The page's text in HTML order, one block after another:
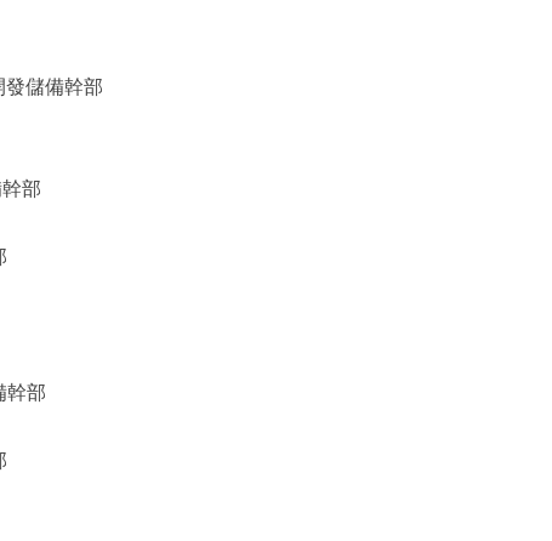
發儲備幹部
部
幹部